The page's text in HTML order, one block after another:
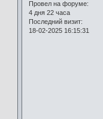
Провел на форуме:
4 дня 22 часа
Последний визит:
18-02-2025 16:15:31